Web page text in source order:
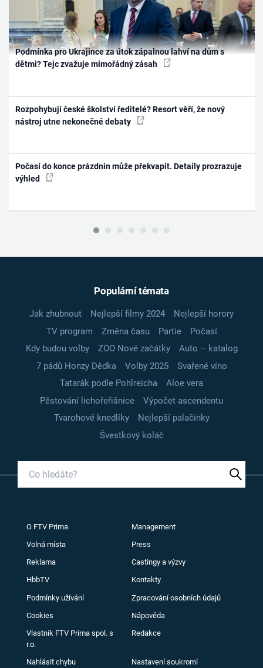
Podmínka pro Ukrajince za útok zápalnou lahví na dům s
dětmi? Tejc zvažuje mimořádný zásah
Rozpohybují české školství ředitelé? Resort věří, že nový
nástroj utne nekonečné debaty
Počasí do konce prázdnin může překvapit. Detaily prozrazuje
výhled
Populární témata
Jak zhubnout Nejlepší filmy 2024
Nejlepší horory
TV program
Změna času Partie
Počasí
Kdy budou volby
ZOO Nové začátky
Auto – katalog
7 pádů Honzy Dědka
Volby 2025
Svařené víno
Tatarák podle Pohlreicha
Aloe vera
Pěstování lichořeřišnice
Výpočet ascendentu
Tvarohové knedlíky
Nejlepší palačinky
Švestkový koláč
O FTV Prima Management
Volná místa Press
Reklama Castingy a výzvy
HbbTV Kontakty
Podmínky užívání Zpracování osobních údajů
Cookies Nápověda
Vlastník FTV Prima spol. s
r.o.
Redakce
Nahlásit chybu Nastavení soukromí